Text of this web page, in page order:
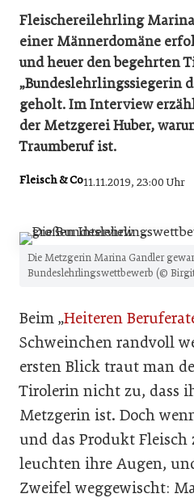
Fleischereilehrling
einer Männerdomäne
und heuer den begehrten
„Bundeslehrlingssiegerin
geholt. Im Interview
der Metzgerei Huber,
Traumberuf ist.
Fleisch & Co11.11.2019, 23:00 Uhr
Die Metzgerin Marina Gandler
Bundeslehrlingswettbewerb (©
Beim „Heiteren
Schweinchen randvoll
ersten Blick traut man
Tirolerin nicht zu, dass
Metzgerin ist. Doch
und das Produkt
leuchten ihre Augen,
Zweifel weggewischt: